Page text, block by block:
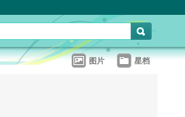
图片 星档